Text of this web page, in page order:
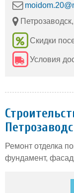
Скидки
Условия
Ремонт отделка
фундамент,